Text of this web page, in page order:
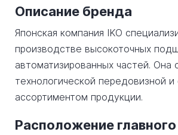
Описание бренда
Японская компания IKO
производстве высокоточных
автоматизированных частей. Она
технологической передовизной
ассортиментом продукции.
Расположение